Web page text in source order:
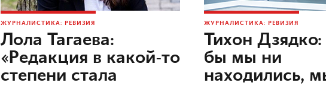
ЖУРНАЛИСТИКА: РЕВИЗИЯ
Лола Тагаева:
«Редакция в какой-то
степени стала
ЖУРНАЛИСТИКА: РЕВИЗИЯ
Тихон Дзядко:
бы мы ни
находились,